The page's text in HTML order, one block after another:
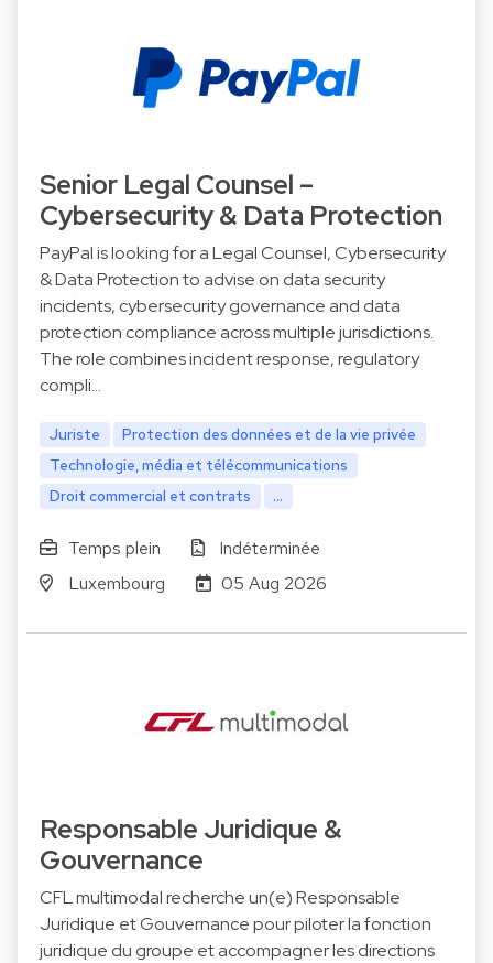
Senior Legal Counsel –
Cybersecurity & Data Protection
PayPal is looking for a Legal Counsel, Cybersecurity
& Data Protection to advise on data security
incidents, cybersecurity governance and data
protection compliance across multiple jurisdictions.
The role combines incident response, regulatory
compli…
Juriste
Protection des données et de la vie privée
Technologie, média et télécommunications
Droit commercial et contrats
...
Temps plein
Indéterminée
Luxembourg
05 Aug 2026
Responsable Juridique &
Gouvernance
CFL multimodal recherche un(e) Responsable
Juridique et Gouvernance pour piloter la fonction
juridique du groupe et accompagner les directions